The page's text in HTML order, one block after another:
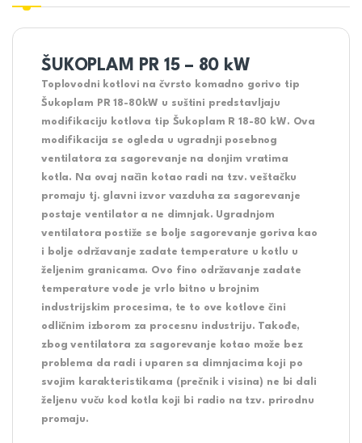
ŠUKOPLAM PR 15 – 80 kW
Toplovodni kotlovi na čvrsto komadno gorivo tip
Šukoplam PR 18-80kW u suštini predstavljaju
modifikaciju kotlova tip Šukoplam R 18-80 kW. Ova
modifikacija se ogleda u ugradnji posebnog
ventilatora za sagorevanje na donjim vratima
kotla. Na ovaj način kotao radi na tzv. veštačku
promaju tj. glavni izvor vazduha za sagorevanje
postaje ventilator a ne dimnjak. Ugradnjom
ventilatora postiže se bolje sagorevanje goriva kao
i bolje održavanje zadate temperature u kotlu u
željenim granicama. Ovo fino održavanje zadate
temperature vode je vrlo bitno u brojnim
industrijskim procesima, te to ove kotlove čini
odličnim izborom za procesnu industriju. Takođe,
zbog ventilatora za sagorevanje kotao može bez
problema da radi i uparen sa dimnjacima koji po
svojim karakteristikama (prečnik i visina) ne bi dali
željenu vuču kod kotla koji bi radio na tzv. prirodnu
promaju.